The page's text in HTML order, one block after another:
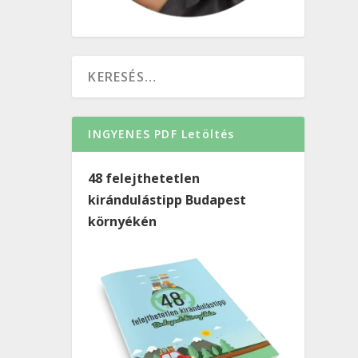
INGYENES PDF Letöltés
48 felejthetetlen
kirándulástipp Budapest
környékén